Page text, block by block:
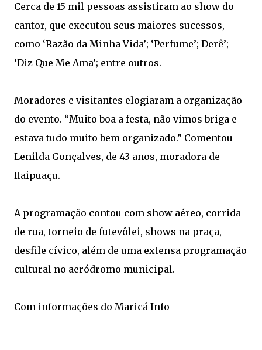
Cerca de 15 mil pessoas assistiram ao show do
cantor, que executou seus maiores sucessos,
como ‘Razão da Minha Vida’; ‘Perfume’; Derê’;
‘Diz Que Me Ama’; entre outros.
Moradores e visitantes elogiaram a organização
do evento. “Muito boa a festa, não vimos briga e
estava tudo muito bem organizado.” Comentou
Lenilda Gonçalves, de 43 anos, moradora de
Itaipuaçu.
A programação contou com show aéreo, corrida
de rua, torneio de futevôlei, shows na praça,
desfile cívico, além de uma extensa programação
cultural no aeródromo municipal.
Com informações do Maricá Info